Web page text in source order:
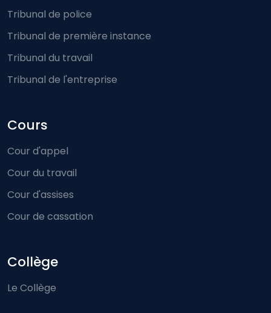
Tribunal de police
Tribunal de première instance
Tribunal du travail
Tribunal de l'entreprise
Cours
Cour d'appel
Cour du travail
Cour d'assises
Cour de cassation
Collège
Le Collège